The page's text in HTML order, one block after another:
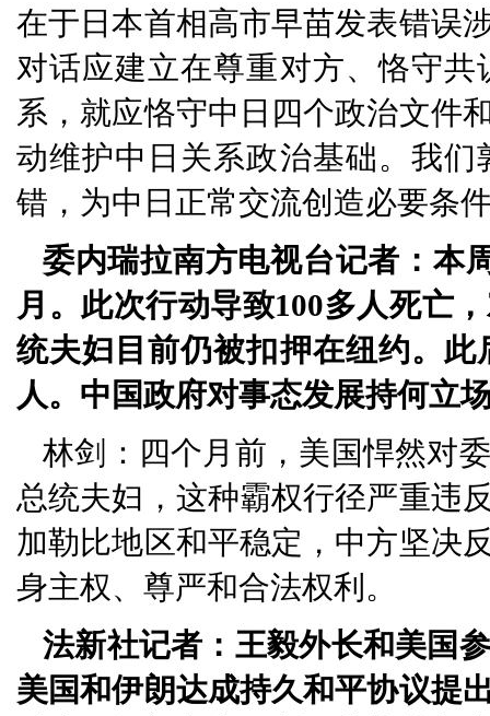
在于日本首相高市早苗发表错误
对话应建立在尊重对方、恪守
系，就应恪守中日四个政治文件
动维护中日关系政治基础。我
错，为中日正常交流创造必要条
委内瑞拉南方电视台记者：本
月。此次行动导致100多人死亡
统夫妇目前仍被扣押在纽约。
人。中国政府对事态发展持何立
林剑：四个月前，美国悍然对
总统夫妇，这种霸权行径严重违
加勒比地区和平稳定，中方坚决
身主权、尊严和合法权利。
法新社记者：王毅外长和美国
美国和伊朗达成持久和平协议提